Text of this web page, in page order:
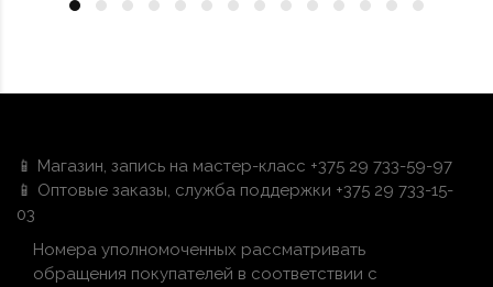
📱 Магазин, запись на мастер-класс +375 29 733-59-97
📱 Оптовые заказы, служба поддержки +375 29 733-15-
03
Номера уполномоченных рассматривать
обращения покупателей в соответствии с